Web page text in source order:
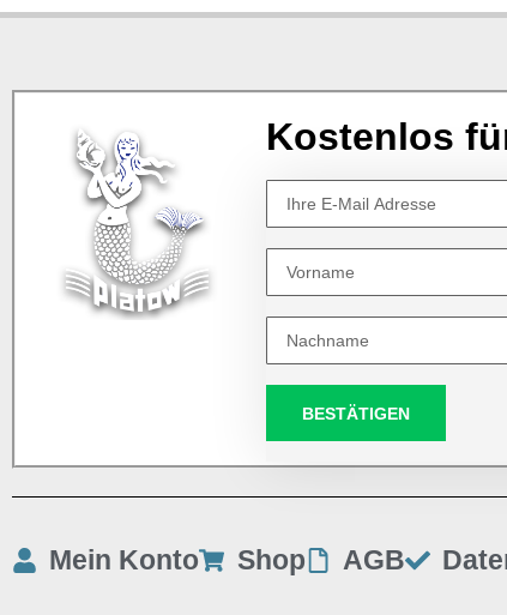
Kostenlos
BESTÄTIGEN
Mein Konto Shop AGB